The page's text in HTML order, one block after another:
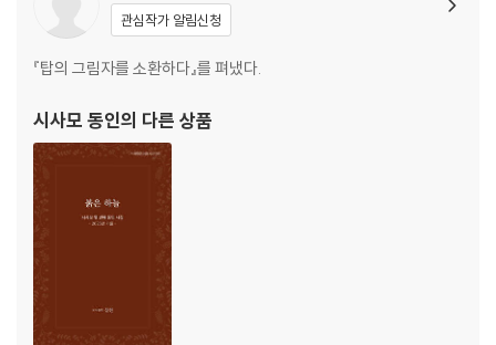
임수현 승달리 횟집 외 1편
이인철 흔들리는 봄 외 1편
이성진 며느리밥풀 꽃 외 1편
윤소영 당신의 앵두나무 꽃 외 1편
유호종 자화상 외 1편
유레아 닿고 싶은 외 1편
원종구 입춘(立春) 소나타 외 1편
신현준 완벽(完璧) 외 1편
손병규 말에 베이다 외 1편
박준희 자화상 외 1편
박주영 일심 외 1편
박정호 언젠가 외 1편
관심작가 알림신청
『탑의 그림자를 소환하다』를 펴냈다.
시사모 동인의 다른 상품